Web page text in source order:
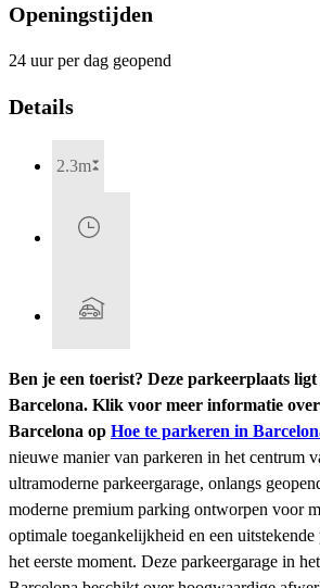
Openingstijden
24 uur per dag geopend
Details
2.3m
Ben je een toerist? Deze parkeerplaats
Barcelona. Klik voor meer informatie
Barcelona op Hoe te parkeren in
nieuwe manier van parkeren in het centrum
ultramoderne parkeergarage, onlangs
moderne premium parking ontworpen voor
optimale toegankelijkheid en een
het eerste moment. Deze parkeergarage in